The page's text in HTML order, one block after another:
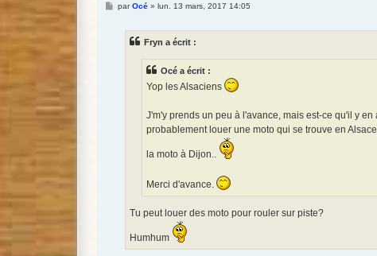
MparOcé» lun. 13 mars, 2017 14:05
Fryn a écrit :
Océ a écrit :
Yop les Alsaciens
J'm'y prends un peu à l'avance, mais est-ce qu'il y
probablement louer une moto qui se trouve en
la moto à Dijon..
Merci d'avance.
Tu peut louer des moto pour rouler sur piste?
Humhum